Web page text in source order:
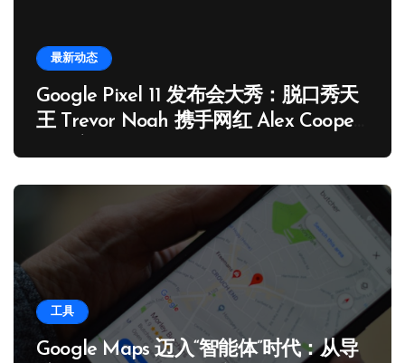
最新动态
Google Pixel 11 发布会大秀：脱口秀天
王 Trevor Noah 携手网红 Alex Cooper
工具
Google Maps 迈入“智能体”时代：从导